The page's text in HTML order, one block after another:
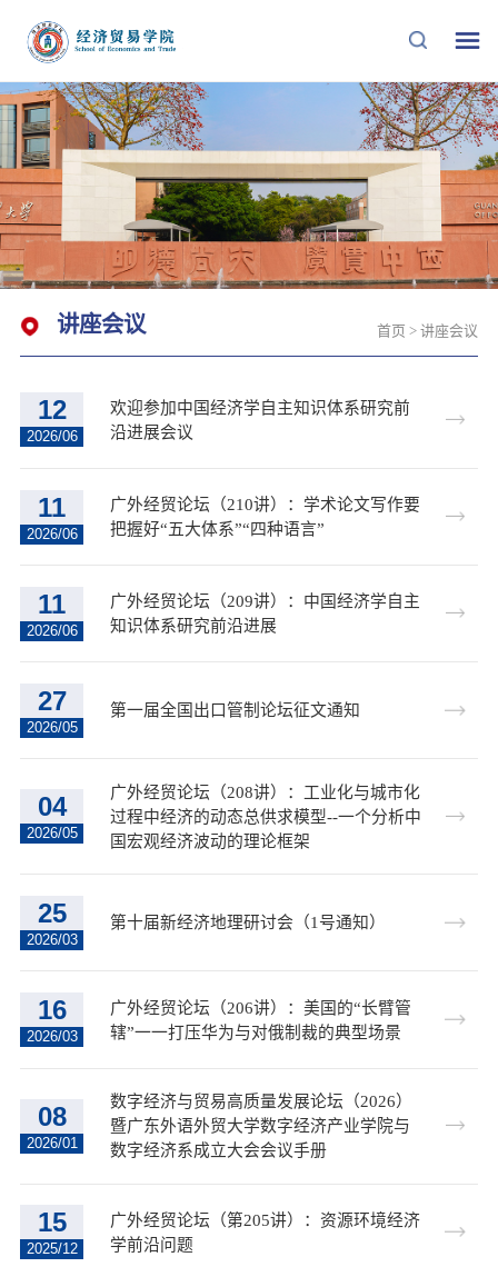
讲座会议 首页 >讲座会议
12
2026/06
欢迎参加中国经济学自主知识体系研究前
沿进展会议
11
2026/06
广外经贸论坛（210讲）：学术论文写作要
把握好“五大体系”“四种语言”
11
2026/06
广外经贸论坛（209讲）：中国经济学自主
知识体系研究前沿进展
27
2026/05
第一届全国出口管制论坛征文通知
04
2026/05
广外经贸论坛（208讲）：工业化与城市化
过程中经济的动态总供求模型--一个分析中
国宏观经济波动的理论框架
25
2026/03
第十届新经济地理研讨会（1号通知）
16
2026/03
广外经贸论坛（206讲）：美国的“长臂管
辖”一一打压华为与对俄制裁的典型场景
08
2026/01
数字经济与贸易高质量发展论坛（2026）
暨广东外语外贸大学数字经济产业学院与
数字经济系成立大会会议手册
15
2025/12
广外经贸论坛（第205讲）：资源环境经济
学前沿问题